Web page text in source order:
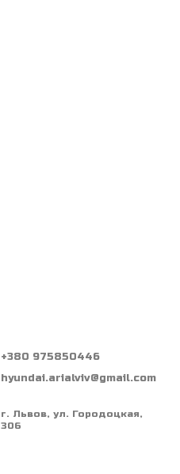
+380 975850446
hyundai.arialviv@gmail.com
г. Львов, ул. Городоцкая,
306